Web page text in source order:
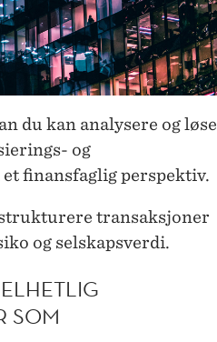
du kan analysere og løse
og
finansfaglig perspektiv.
transaksjoner
og selskapsverdi.
SOM